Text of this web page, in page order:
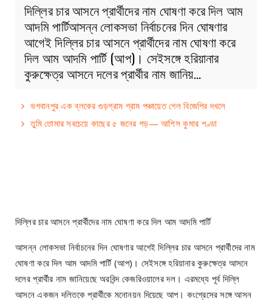
দিল্লির চার আসনে প্রার্থীদের নাম ঘোষণা করে দিল আম
আদমি পার্টিআসন্ন লোকসভা নির্বাচনের দিন ঘোষণার
আগেই দিল্লির চার আসনে প্রার্থীদের নাম ঘোষণা করে
দিল আম আদমি পার্টি (আপ)। সেইসঙ্গে হরিয়ানার
কুরুক্ষেত্র আসনে দলের প্রার্থীর নাম জানিয়…
ভগবানপুর এক ব্লকের গুড়গ্রাম গ্রাম পঞ্চায়েত গেল বিজেপির দখলে
তুমি তোমার সবচেয়ে কাছের ৫ জনের গড়— আশিস কুমার পণ্ডা
দিল্লির চার আসনে প্রার্থীদের নাম ঘোষণা করে দিল আম আদমি পার্টি
আসন্ন লোকসভা নির্বাচনের দিন ঘোষণার আগেই দিল্লির চার আসনে প্রার্থীদের নাম
ঘোষণা করে দিল আম আদমি পার্টি (আপ)। সেইসঙ্গে হরিয়ানার কুরুক্ষেত্র আসনে
দলের প্রার্থীর নাম জানিয়েছে অরবিন্দ কেজরিওয়ালের দল। এরমধ্যে পূর্ব দিল্লি
আসনে একজন দলিতকে প্রার্থীকে মনোনয়ন দিয়েছে আপ। কংগ্রেসের সঙ্গে আসন